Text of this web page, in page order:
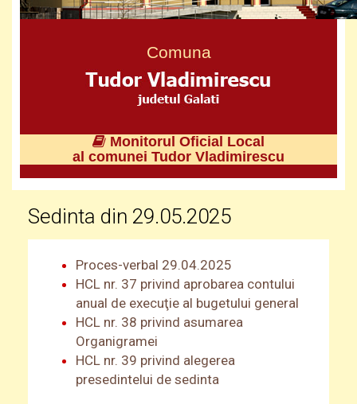
Comuna
Monitorul Oficial Local
al comunei Tudor Vladimirescu
Sedinta din 29.05.2025
Proces-verbal 29.04.2025
HCL nr. 37 privind aprobarea contului
anual de execuţie al bugetului general
HCL nr. 38 privind asumarea
Organigramei
HCL nr. 39 privind alegerea
presedintelui de sedinta